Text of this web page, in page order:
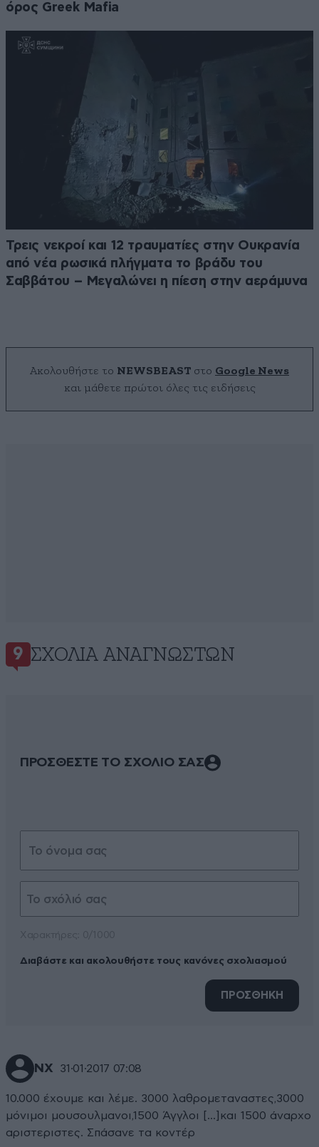
όρος Greek Mafia
Τρεις νεκροί και 12 τραυματίες στην Ουκρανία
από νέα ρωσικά πλήγματα το βράδυ του
Σαββάτου – Μεγαλώνει η πίεση στην αεράμυνα
Ακολουθήστε το NEWSBEAST στο Google News
και μάθετε πρώτοι όλες τις ειδήσεις
9 ΣΧΌΛΙΑ ΑΝΑΓΝΩΣΤΏΝ
ΠΡΟΣΘΕΣΤΕ ΤΟ ΣΧΟΛΙΟ ΣΑΣ
Διαβάστε και ακολουθήστε τους κανόνες σχολιασμού
ΠΡΟΣΘΗΚΗ
ΝΧ 31·01·2017 07:08
10.000 έχουμε και λέμε. 3000 λαθρομεταναστες,3000
μόνιμοι μουσουλμανοι,1500 Άγγλοι [...]και 1500 άναρχο
αριστεριστες. Σπάσανε τα κοντέρ